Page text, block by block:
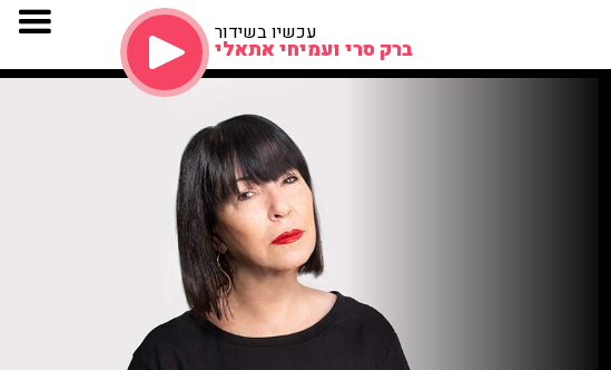
עכשיו בשידור
ברק סרי ועמיחי אתאלי